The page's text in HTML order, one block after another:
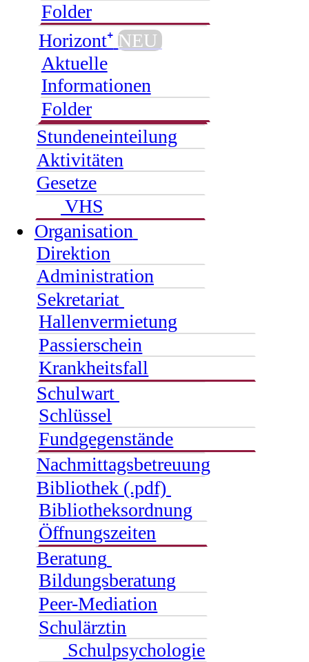
Folder
Horizont⁺ NEU
Aktuelle
Informationen
Folder
Stundeneinteilung
Aktivitäten
Gesetze
VHS
Organisation
Direktion
Administration
Sekretariat
Hallenvermietung
Passierschein
Krankheitsfall
Schulwart
Schlüssel
Fundgegenstände
Nachmittagsbetreuung
Bibliothek (.pdf)
Bibliotheksordnung
Öffnungszeiten
Beratung
Bildungsberatung
Peer-Mediation
Schulärztin
Schulpsychologie